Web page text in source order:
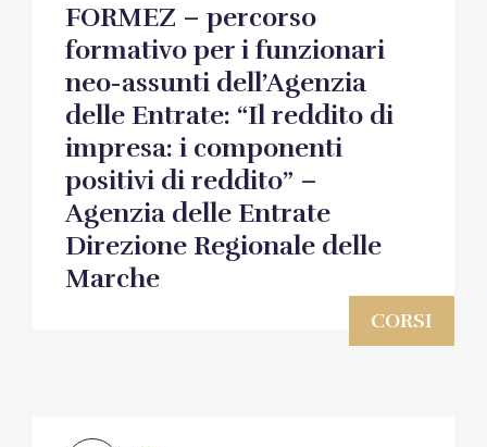
CORSI
FORMEZ – percorso
formativo per i funzionari
neo-assunti dell’Agenzia
delle Entrate: “Il reddito di
impresa: i componenti
positivi di reddito” –
Agenzia delle Entrate
Direzione Regionale delle
Marche